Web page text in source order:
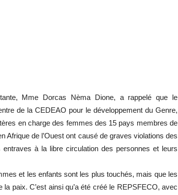
Mme Dorcas Nèma Dione, a rappelé que le
de la CEDEAO pour le développement du Genre,
en charge des femmes des 15 pays membres de
Afrique de l’Ouest ont causé de graves violations des
à la libre circulation des personnes et leurs
et les enfants sont les plus touchés, mais que les
paix. C’est ainsi qu’a été créé le REPSFECO, avec